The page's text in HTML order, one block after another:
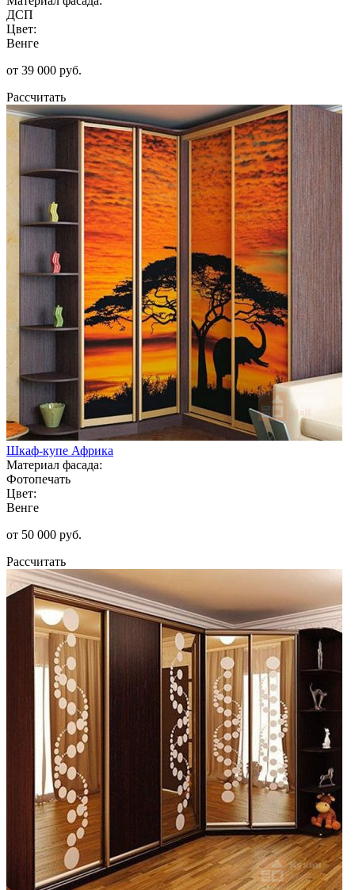
ДСП
Цвет:
Венге
от 39 000 руб.
Рассчитать
Шкаф-купе Африка
Материал фасада:
Фотопечать
Цвет:
Венге
от 50 000 руб.
Рассчитать